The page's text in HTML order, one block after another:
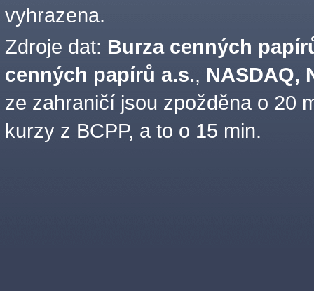
vyhrazena.
Zdroje dat: Burza cenných
cenných papírů a.s., NASDAQ,
ze zahraničí jsou zpožděna o 20
kurzy z BCPP, a to o 15 min.